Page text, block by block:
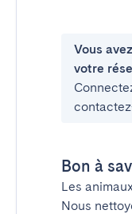
Vous
votre
Bon à
Les
Nous